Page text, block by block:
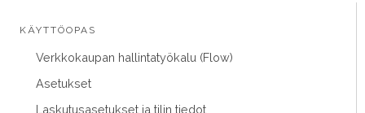
KÄYTTÖOPAS
Verkkokaupan hallintatyökalu (Flow)
Asetukset
Laskutusasetukset ja tilin tiedot